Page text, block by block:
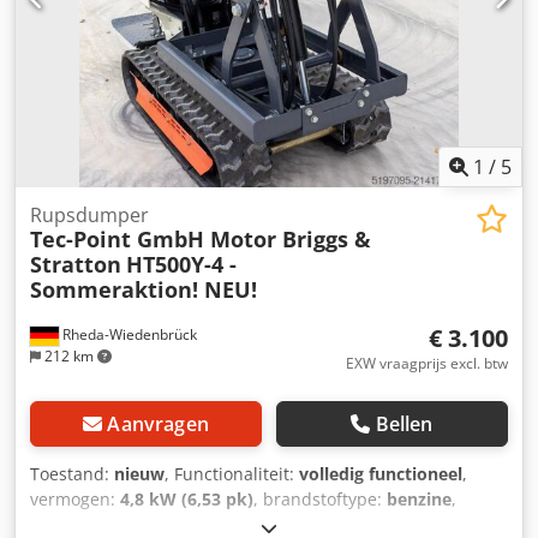
1 / 5
Rheda-Wiedenbrück
212 km
Rupsdumper
Tec-Point GmbH Motor Briggs &
Stratton HT500Y-4 -
Sommeraktion! NEU!
€ 3.100
EXW vraagprijs excl. btw
Aanvragen Bellen
Toestand: nieuw, Functionaliteit: volledig functioneel,
vermogen: 4,8 kW (6,53 pk), brandstoftype: benzine,
, maximaal laadgewicht: